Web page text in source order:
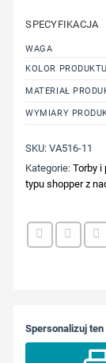
SPECYFIKACJA
WAGA
KOLOR PRODUKTU
MATERIAŁ
WYMIARY
SKU:VA516-11
Kategorie:Torby i
typu shopper z
Spersonalizuj